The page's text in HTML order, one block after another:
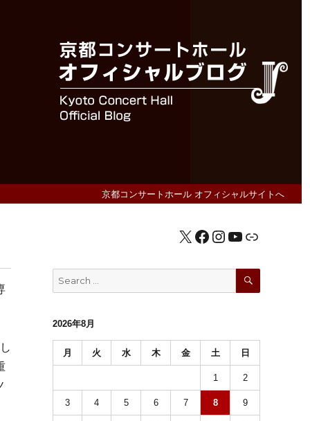
京都コンサートホール オフィシャルサイトへ
X Facebook
Instagram
YouTube
公式HP
Search
for:
SEARCH
2026年8月
月 火 水 木 金 土 日
1 2
3 4 5 6 7 8 9